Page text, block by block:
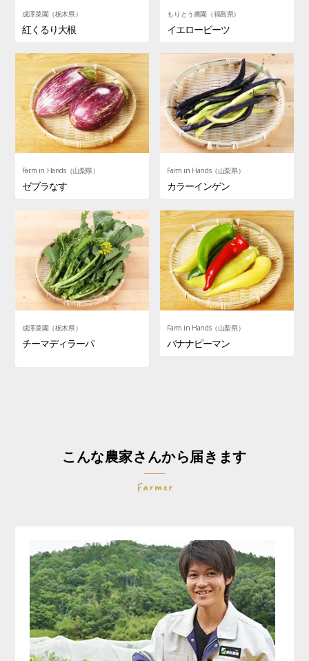
成澤菜園（栃木県）
紅くるり大根
もりとう農園（福島県）
イエロービーツ
Farm in Hands（山梨県）
ゼブラなす
Farm in Hands（山梨県）
カラーインゲン
成澤菜園（栃木県）
チーマディラーパ
Farm in Hands（山梨県）
バナナピーマン
こんな農家さんから届きます